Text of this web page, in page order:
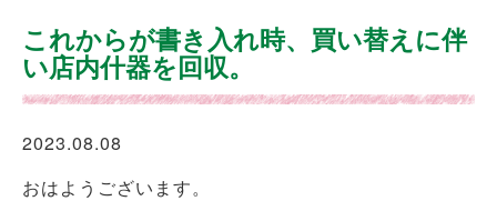
これからが書き入れ時、買い替えに伴
い店内什器を回収。
2023.08.08
おはようございます。